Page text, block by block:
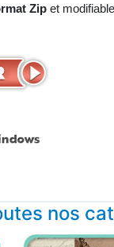
Zip et
nos